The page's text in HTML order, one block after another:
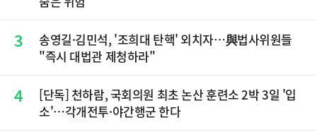
3
송영길·김민석, '조희대 탄핵' 외치자…與법사위원들
"즉시 대법관 제청하라"
4
[단독] 천하람, 국회의원 최초 논산 훈련소 2박 3일 '입
소'…각개전투·야간행군 한다